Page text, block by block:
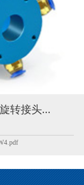
转接头...